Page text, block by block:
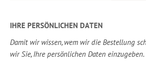
IHRE PERSÖNLICHEN DATEN
Damit wir wissen, wem wir die Bestellung
wir Sie, Ihre persönlichen Daten einzugeben.